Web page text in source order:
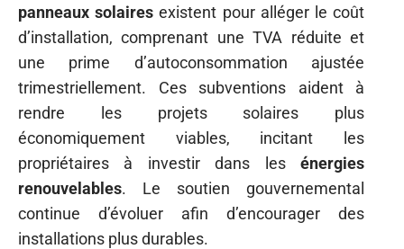
panneaux solaires existent pour alléger le coût
d’installation, comprenant une TVA réduite et
une prime d’autoconsommation ajustée
trimestriellement. Ces subventions aident à
rendre les projets solaires plus
économiquement viables, incitant les
propriétaires à investir dans les énergies
renouvelables. Le soutien gouvernemental
continue d’évoluer afin d’encourager des
installations plus durables.